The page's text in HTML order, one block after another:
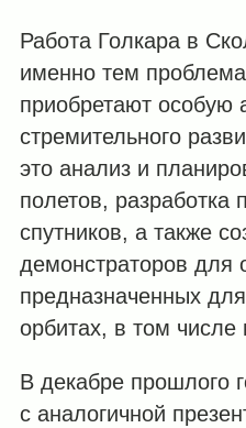
Работа Голкара в
именно тем
приобретают особую
стремительного
это анализ и
полетов, разработка
спутников, а также
демонстраторов для
предназначенных
орбитах, в том числе
В декабре прошлого
с аналогичной